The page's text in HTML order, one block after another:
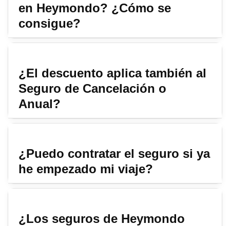
en Heymondo? ¿Cómo se
consigue?
¿El descuento aplica también al
Seguro de Cancelación o
Anual?
¿Puedo contratar el seguro si ya
he empezado mi viaje?
¿Los seguros de Heymondo